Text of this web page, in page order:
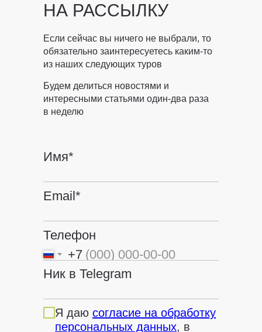
НА РАССЫЛКУ
Если сейчас вы ничего не выбрали, то
обязательно заинтересуетесь каким-то
из наших следующих туров
Имя*
Email*
Телефон
+7
Ник в Telegram
Я даю согласие на обработку
персональных данных, в
Будем делиться новостями и
интересными статьями один-два раза
в неделю